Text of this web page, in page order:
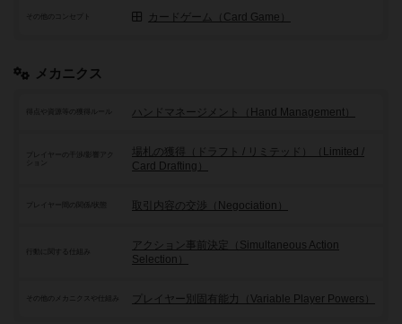
その他のコンセプト カードゲーム（Card Game）
メカニクス
ハンドマネージメント（Hand Management）
プレイヤーの干渉/影響アク
場札の獲得（ドラフト / リミテッド）（Limited /
Card Drafting）
プレイヤー間の関係/状態 取引内容の交渉（Negociation）
行動に関する仕組み
アクション事前決定（Simultaneous Action
Selection）
その他のメカニクスや仕組み プレイヤー別固有能力（Variable Player Powers）